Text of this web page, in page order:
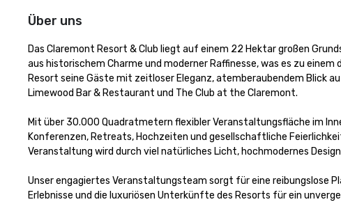
Über uns
Das Claremont Resort & Club liegt auf einem 22 Hektar großen
aus historischem Charme und moderner Raffinesse, was es zu
Resort seine Gäste mit zeitloser Eleganz, atemberaubendem Blick
Limewood Bar & Restaurant und The Club at the Claremont.
Mit über 30.000 Quadratmetern flexibler Veranstaltungsfläche im
Konferenzen, Retreats, Hochzeiten und gesellschaftliche
Veranstaltung wird durch viel natürliches Licht, hochmodernes
Unser engagiertes Veranstaltungsteam sorgt für eine reibungslose
Erlebnisse und die luxuriösen Unterkünfte des Resorts für ein